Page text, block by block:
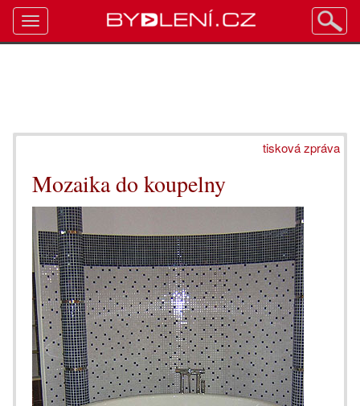
tisková zpráva
Mozaika do koupelny
Toggle
navigation